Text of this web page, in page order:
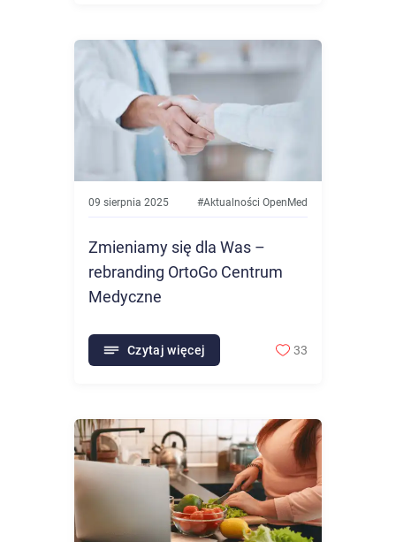
09 sierpnia 2025 #Aktualności OpenMed
Zmieniamy się dla Was –
rebranding OrtoGo Centrum
Medyczne
Czytaj więcej 33